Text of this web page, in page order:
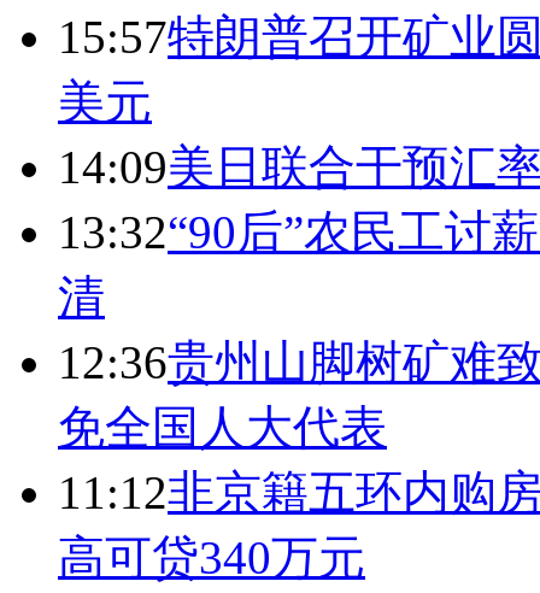
15:57特朗普召开矿业
美元
14:09美日联合干预汇
13:32“90后”农民工讨
清
12:36贵州山脚树矿难
免全国人大代表
11:12非京籍五环内购
高可贷340万元